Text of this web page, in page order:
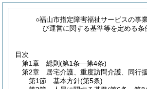
○福山市指定障害福祉サービスの事
び運営に関する基準等を定める条
目次
第1章
総則 (第1条―第4条)
第2章
居宅介護、重度訪問介護、同行
第1節
基本方針(第5条)